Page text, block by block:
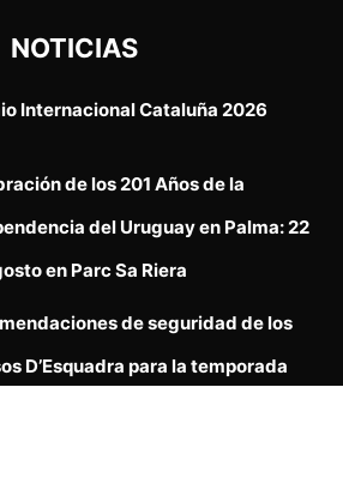
NOTICIAS
Internacional Cataluña 2026
de los 201 Años de la
del Uruguay en Palma: 22
en Parc Sa Riera
de seguridad de los
D’Esquadra para la temporada